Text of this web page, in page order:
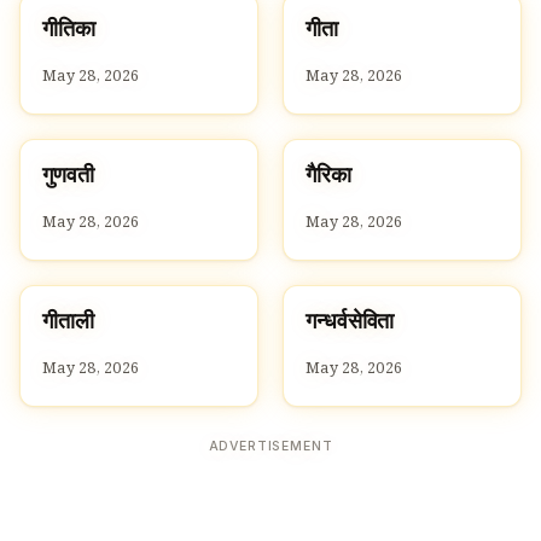
Gग
गीतिका
May 28, 2026
Gग
गीता
May 28, 2026
Gग
गुणवती
May 28, 2026
Gग
गैरिका
May 28, 2026
Gग
गीताली
May 28, 2026
Gग
गन्धर्वसेविता
May 28, 2026
ADVERTISEMENT